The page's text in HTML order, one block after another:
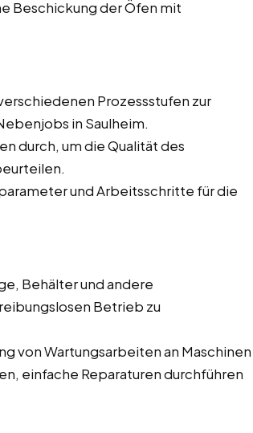
Beschickung der Öfen mit
Prozessstufen zur
in Saulheim.
durch, um die Qualität des
und Arbeitsschritte für die
Behälter und andere
Betrieb zu
von Wartungsarbeiten an Maschinen
einfache Reparaturen durchführen